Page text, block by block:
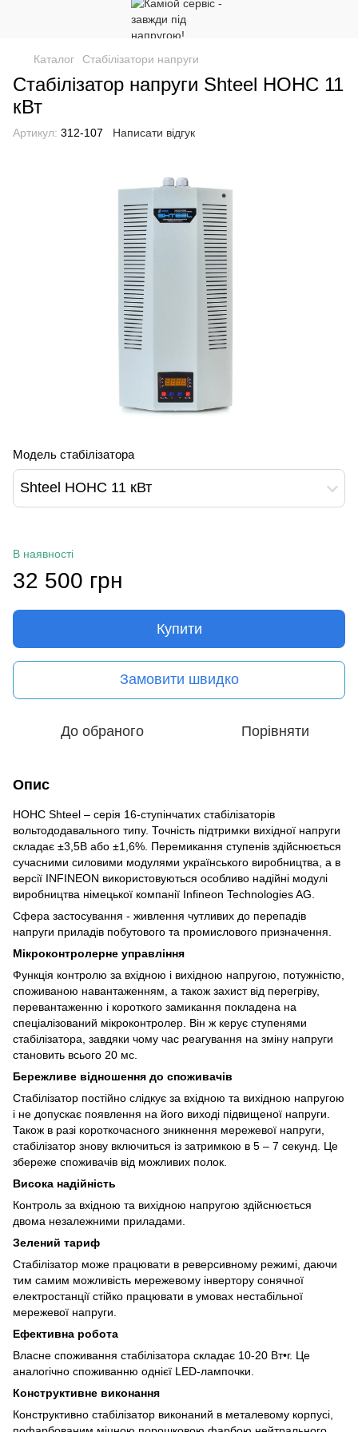
Каталог Стабілізатори напруги
Стабілізатор напруги Shteel НОНС 11
кВт
Артикул: 312-107 Написати відгук
Модель стабілізатора
Shteel НОНС 11 кВт
В наявності
32 500 грн
Купити
Замовити швидко
До обраного Порівняти
Опис
НОНС Shteel – серія 16-ступінчатих стабілізаторів
вольтододавального типу. Точність підтримки вихідної напруги
складає ±3,5В або ±1,6%. Перемикання ступенів здійснюється
сучасними силовими модулями українського виробництва, а в
версії INFINEON використовуються особливо надійні модулі
виробництва німецької компанії Infineon Technologies AG.
Сфера застосування - живлення чутливих до перепадів
напруги приладів побутового та промислового призначення.
Мікроконтролерне управління
Функція контролю за вхідною і вихідною напругою, потужністю,
споживаною навантаженням, а також захист від перегріву,
перевантаженню і короткого замикання покладена на
спеціалізований мікроконтролер. Він ж керує ступенями
стабілізатора, завдяки чому час реагування на зміну напруги
становить всього 20 мс.
Бережливе відношення до споживачів
Стабілізатор постійно слідкує за вхідною та вихідною напругою
і не допускає появлення на його виході підвищеної напруги.
Також в разі короткочасного зникнення мережевої напруги,
стабілізатор знову включиться із затримкою в 5 – 7 секунд. Це
збереже споживачів від можливих полок.
Висока надійність
Контроль за вхідною та вихідною напругою здійснюється
двома незалежними приладами.
Зелений тариф
Стабілізатор може працювати в реверсивному режимі, даючи
тим самим можливість мережевому інвертору сонячної
електростанції стійко працювати в умовах нестабільної
мережевої напруги.
Ефективна робота
Власне споживання стабілізатора складає 10-20 Вт•г. Це
аналогічно споживанню однієї LED-лампочки.
Конструктивне виконання
Конструктивно стабілізатор виконаний в металевому корпусі,